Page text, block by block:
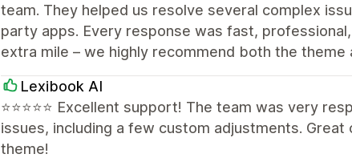
team. They helped us resolve several complex
party apps. Every response was fast,
extra mile – we highly recommend both the
Lexibook AI
⭐⭐⭐⭐⭐ Excellent support! The team was very
issues, including a few custom adjustments.
theme!